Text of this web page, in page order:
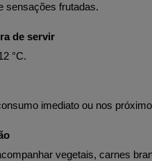
sensações frutadas.
de servir
°C.
imediato ou nos
vegetais, carnes